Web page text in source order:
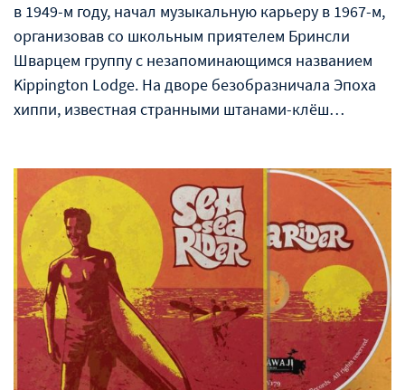
в 1949-м году, начал музыкальную карьеру в 1967-м,
организовав со школьным приятелем Бринсли
Шварцем группу с незапоминающимся названием
Kippington Lodge. На дворе безобразничала Эпоха
хиппи, известная странными штанами-клёш…